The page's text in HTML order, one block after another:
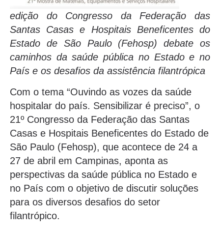
edição do Congresso da Federação das
Santas Casas e Hospitais Beneficentes do
Estado de São Paulo (Fehosp) debate os
caminhos da saúde pública no Estado e no
País e os desafios da assistência filantrópica
Com o tema “Ouvindo as vozes da saúde
hospitalar do país. Sensibilizar é preciso”, o
21º Congresso da Federação das Santas
Casas e Hospitais Beneficentes do Estado de
São Paulo (Fehosp), que acontece de 24 a
27 de abril em Campinas, aponta as
perspectivas da saúde pública no Estado e
no País com o objetivo de discutir soluções
para os diversos desafios do setor
filantrópico.